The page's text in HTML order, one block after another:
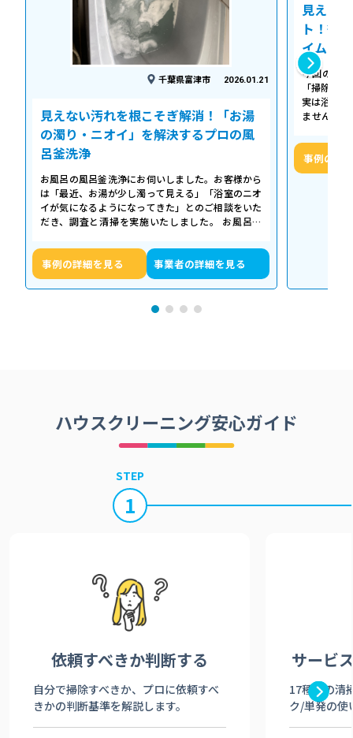
千葉県富津市 2026.01.21
見えない汚れを根こそぎ解消！「お湯
の濁り・ニオイ」を解決するプロの風
呂釜洗浄
お風呂の風呂釜洗浄にお伺いしました。お客様から
は「最近、お湯が少し濁って見える」「浴室のニオ
イが気になるようになってきた」とのご相談をいた
だき、調査と清掃を実施いたしました。 お風呂の
事例の詳細を見る 事業者の詳細を見る
見えな
ト！徹
イム
今回の作
「掃除し
実は浴槽
ません。
事例の詳
ハウスクリーニング安心ガイド
STEP
1
依頼すべきか判断する
自分で掃除すべきか、プロに依頼すべ
きかの判断基準を解説します。
サービ
17種類の清
ク/単発の使